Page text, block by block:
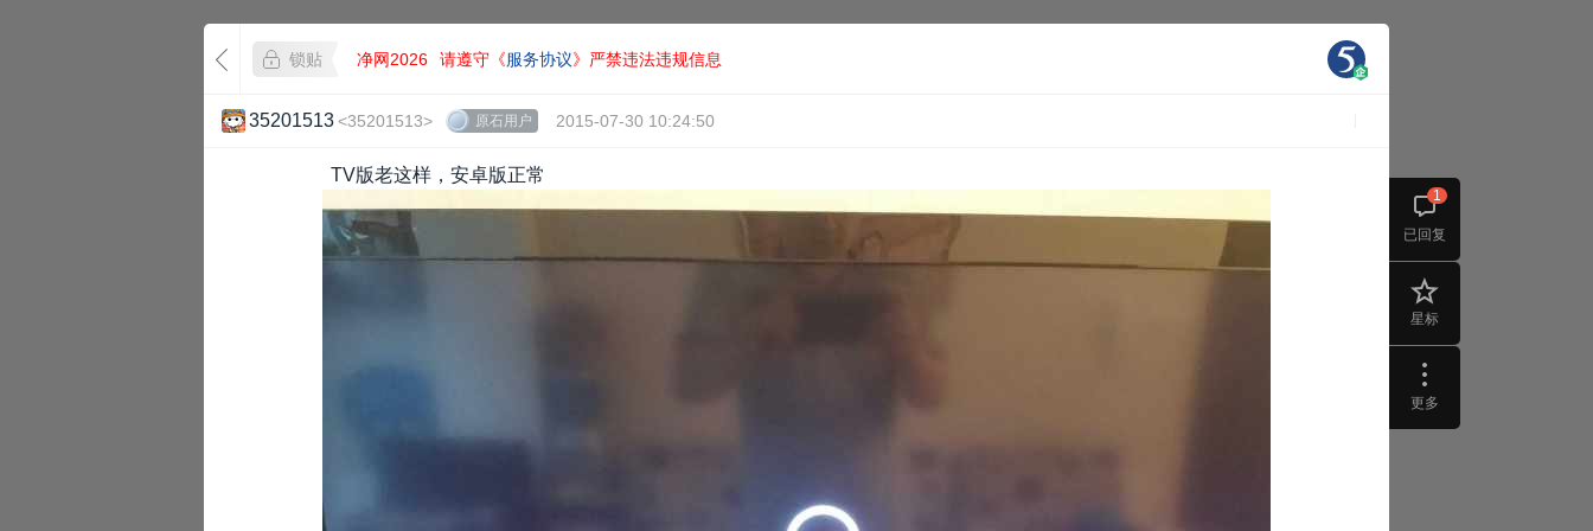
已回复
1
星标
更多
锁贴 净网2026 请遵守《服务协议》严禁违法违规信息
35201513<35201513> 原石用户 2015-07-30 10:24:50
TV版老这样，安卓版正常